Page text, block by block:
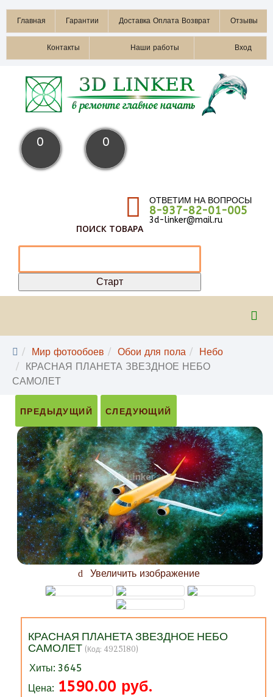
Главная Гарантии Доставка Оплата Возврат Отзывы
Контакты Наши работы Вход
0 0
ОТВЕТИМ НА ВОПРОСЫ
8-937-82-01-005
3d-linker@mail.ru
ПОИСК ТОВАРА
Мир фотообоев Обои для пола
Небо
КРАСНАЯ ПЛАНЕТА ЗВЕЗДНОЕ НЕБО
САМОЛЕТ
ПРЕДЫДУЩИЙ СЛЕДУЮЩИЙ
Увеличить изображение
КРАСНАЯ ПЛАНЕТА ЗВЕЗДНОЕ НЕБО
САМОЛЕТ (Код: 4925180)
Хиты: 3645
Цена: 1590.00 руб.